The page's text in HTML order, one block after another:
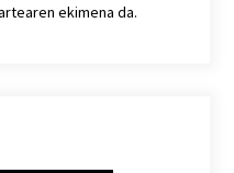
ekimena da.